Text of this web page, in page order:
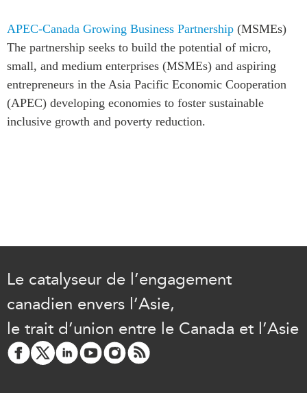
Asie du Sud-Est
Asie du Nord
Asie du Sud
Commerce avec l’Asie
CPTPP Portal
critiques du Canada et de
l’Indo-Pacifique
Enjeux émergents
En éducation
Missions commerciales
féminines
PUBLICATIONS
Observatoire Asie
Perspectives
Dépêches
Rapports et notes de
SITES WEB
APEC-Canada Growing Business Partnership (MSMEs)
The partnership seeks to build the potential of micro,
small, and medium enterprises (MSMEs) and aspiring
entrepreneurs in the Asia Pacific Economic Cooperation
(APEC) developing economies to foster sustainable
inclusive growth and poverty reduction.
Le catalyseur de l’engagement
canadien envers l’Asie,
le trait d’union entre le Canada et l’Asie